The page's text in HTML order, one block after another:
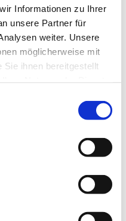
Informationen zu Ihrer
unsere Partner für
weiter. Unsere
möglicherweise mit
Sie ihnen bereitgestellt
3. Kl.)
beide Chöre und wenn